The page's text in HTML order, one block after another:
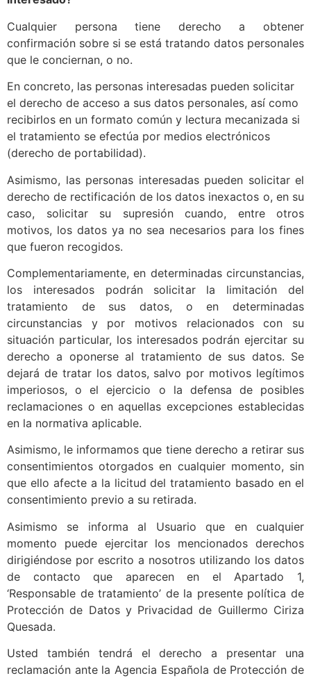
Cualquier persona tiene derecho a obtener
confirmación sobre si se está tratando datos personales
que le conciernan, o no.
En concreto, las personas interesadas pueden solicitar
el derecho de acceso a sus datos personales, así como
recibirlos en un formato común y lectura mecanizada si
el tratamiento se efectúa por medios electrónicos
(derecho de portabilidad).
Asimismo, las personas interesadas pueden solicitar el
derecho de rectificación de los datos inexactos o, en su
caso, solicitar su supresión cuando, entre otros
motivos, los datos ya no sea necesarios para los fines
que fueron recogidos.
Complementariamente, en determinadas circunstancias,
los interesados podrán solicitar la limitación del
tratamiento de sus datos, o en determinadas
circunstancias y por motivos relacionados con su
situación particular, los interesados podrán ejercitar su
derecho a oponerse al tratamiento de sus datos. Se
dejará de tratar los datos, salvo por motivos legítimos
imperiosos, o el ejercicio o la defensa de posibles
reclamaciones o en aquellas excepciones establecidas
en la normativa aplicable.
Asimismo, le informamos que tiene derecho a retirar sus
consentimientos otorgados en cualquier momento, sin
que ello afecte a la licitud del tratamiento basado en el
consentimiento previo a su retirada.
Asimismo se informa al Usuario que en cualquier
momento puede ejercitar los mencionados derechos
dirigiéndose por escrito a nosotros utilizando los datos
de contacto que aparecen en el Apartado 1,
‘Responsable de tratamiento’ de la presente política de
Protección de Datos y Privacidad de Guillermo Ciriza
Quesada.
Usted también tendrá el derecho a presentar una
reclamación ante la Agencia Española de Protección de